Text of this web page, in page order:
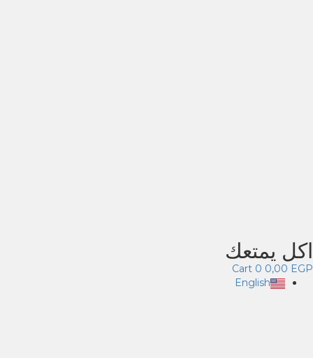
اكل يمتعك
0,00 EGP
0
Cart
English